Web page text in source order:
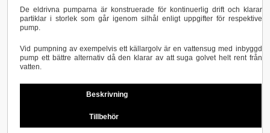
De eldrivna pumparna är konstruerade för kontinuerlig drift och klarar
partiklar i storlek som går igenom silhål enligt uppgifter för respektive
pump.
Vid pumpning av exempelvis ett källargolv är en vattensug med inbyggd
pump ett bättre alternativ då den klarar av att suga golvet helt rent från
vatten.
Beskrivning
Tillbehör